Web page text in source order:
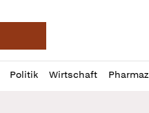
Deutsche
Politik Wirtschaft
Profil
öffnen
Daz
Pur